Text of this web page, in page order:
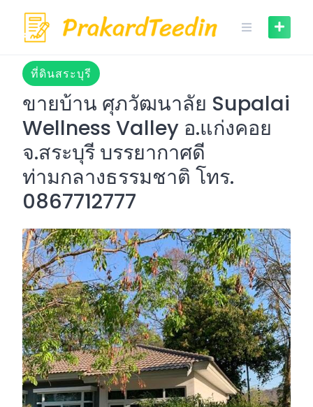
content
ที่ดินสระบุรี
ขายบ้าน ศุภวัฒนาลัย Supalai
Wellness Valley อ.แก่งคอย
จ.สระบุรี บรรยากาศดี
ท่ามกลางธรรมชาติ โทร.
0867712777